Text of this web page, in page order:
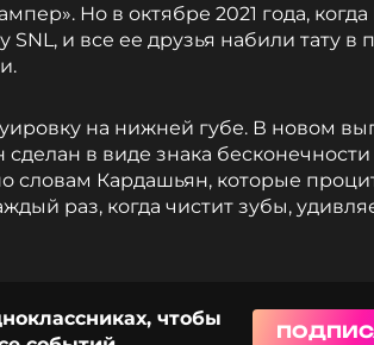
Но в октябре 2021 года,
и все ее друзья набили тату в
на нижней губе. В новом
сделан в виде знака бесконечности
словам Кардашьян, которые
раз, когда чистит зубы,
чтобы